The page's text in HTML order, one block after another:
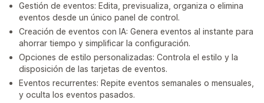
Gestión de eventos: Edita, previsualiza, organiza o elimina
eventos desde un único panel de control.
Creación de eventos con IA: Genera eventos al instante para
ahorrar tiempo y simplificar la configuración.
Opciones de estilo personalizadas: Controla el estilo y la
disposición de las tarjetas de eventos.
Eventos recurrentes: Repite eventos semanales o mensuales,
y oculta los eventos pasados.